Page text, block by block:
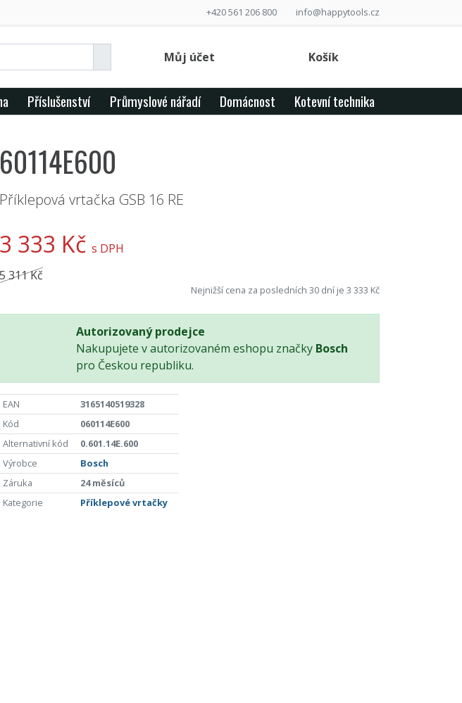
+420 561 206 800 info@happytools.cz
Můj účet Košík
Příslušenství Průmyslové nářadí Domácnost Kotevní technika
Příklepová vrtačka GSB 16 RE
3 333 Kč s DPH
5 311 Kč
Nejnižší cena za posledních 30 dní je 3 333 Kč
Autorizovaný prodejce
Nakupujete v autorizovaném eshopu značky Bosch
pro Českou republiku.
EAN
3165140519328
Kód
060114E600
Alternativní kód
0.601.14E.600
Výrobce
Bosch
Záruka
24 měsíců
Kategorie
Příklepové vrtačky